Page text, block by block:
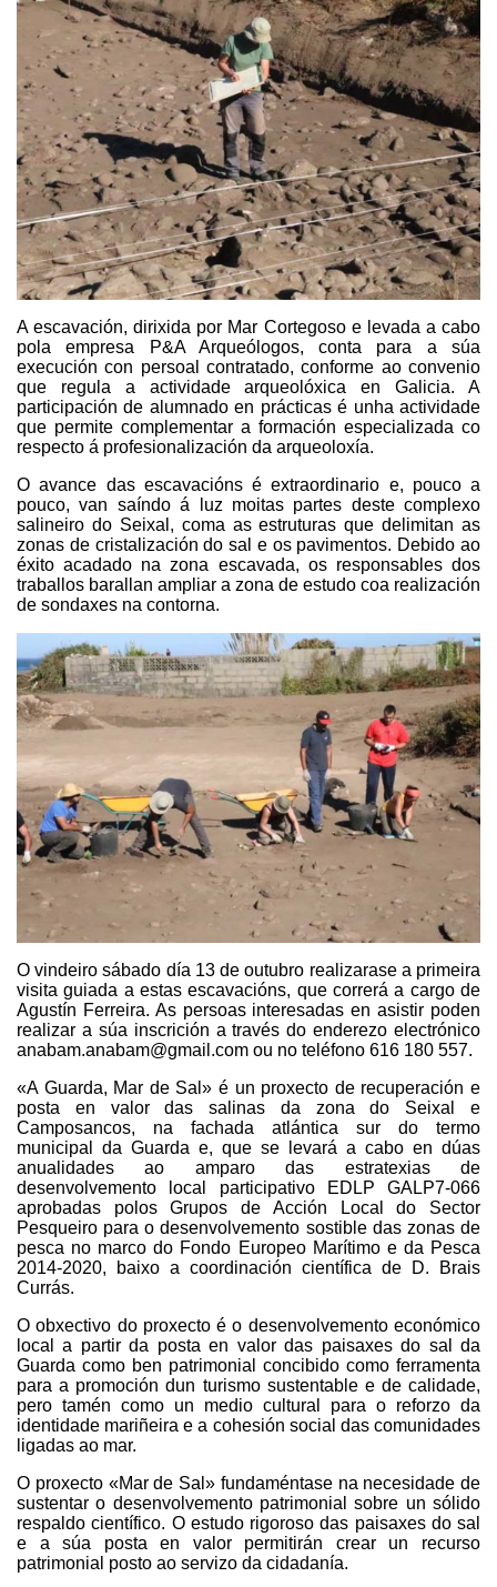
A escavación, dirixida por Mar Cortegoso e levada a cabo
pola empresa P&A Arqueólogos, conta para a súa
execución con persoal contratado, conforme ao convenio
que regula a actividade arqueolóxica en Galicia. A
participación de alumnado en prácticas é unha actividade
que permite complementar a formación especializada co
respecto á profesionalización da arqueoloxía.
O avance das escavacións é extraordinario e, pouco a
pouco, van saíndo á luz moitas partes deste complexo
salineiro do Seixal, coma as estruturas que delimitan as
zonas de cristalización do sal e os pavimentos. Debido ao
éxito acadado na zona escavada, os responsables dos
traballos barallan ampliar a zona de estudo coa realización
de sondaxes na contorna.
O vindeiro sábado día 13 de outubro realizarase a primeira
visita guiada a estas escavacións, que correrá a cargo de
Agustín Ferreira. As persoas interesadas en asistir poden
realizar a súa inscrición a través do enderezo electrónico
anabam.anabam@gmail.com ou no teléfono 616 180 557.
«A Guarda, Mar de Sal» é un proxecto de recuperación e
posta en valor das salinas da zona do Seixal e
Camposancos, na fachada atlántica sur do termo
municipal da Guarda e, que se levará a cabo en dúas
anualidades ao amparo das estratexias de
desenvolvemento local participativo EDLP GALP7-066
aprobadas polos Grupos de Acción Local do Sector
Pesqueiro para o desenvolvemento sostible das zonas de
pesca no marco do Fondo Europeo Marítimo e da Pesca
2014-2020, baixo a coordinación científica de D. Brais
Currás.
O obxectivo do proxecto é o desenvolvemento económico
local a partir da posta en valor das paisaxes do sal da
Guarda como ben patrimonial concibido como ferramenta
para a promoción dun turismo sustentable e de calidade,
pero tamén como un medio cultural para o reforzo da
identidade mariñeira e a cohesión social das comunidades
ligadas ao mar.
O proxecto «Mar de Sal» fundaméntase na necesidade de
sustentar o desenvolvemento patrimonial sobre un sólido
respaldo científico. O estudo rigoroso das paisaxes do sal
e a súa posta en valor permitirán crear un recurso
patrimonial posto ao servizo da cidadanía.